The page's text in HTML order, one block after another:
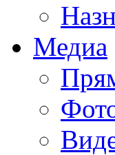
Медиа